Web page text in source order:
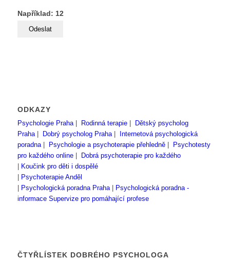
Například: 12
ODKAZY
Psychologie Praha| Rodinná terapie|
Dětský psycholog
Praha| Dobrý psycholog Praha|
Internetová psychologická
poradna| Psychologie a psychoterapie přehledně|
Psychotesty
pro každého online|
Dobrá psychoterapie pro každého
Koučink pro děti i dospělé
Psychoterapie Anděl
Psychologická poradna Praha|
Psychologická poradna -
informace Supervize pro pomáhající profese
ČTYŘLÍSTEK DOBRÉHO PSYCHOLOGA